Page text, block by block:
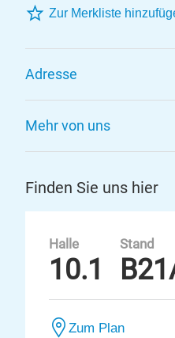
Zur Merkliste
Adresse
Mehr von uns
Finden Sie uns hier
Halle
10.1
Stand
Zum Plan